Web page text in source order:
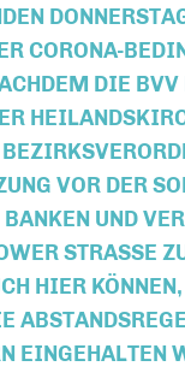
CORONA-
DIE
VOR DER
UND
STRASSE
HIER KÖNNEN,
EINGEHALTEN